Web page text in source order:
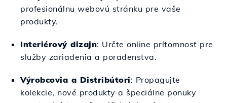
profesionálnu webovú stránku pre vaše
produkty.
Interiérový dizajn: Určte online prítomnosť pre
služby zariadenia a poradenstva.
Výrobcovia a Distribútori: Propagujte
kolekcie, nové produkty a špeciálne ponuky